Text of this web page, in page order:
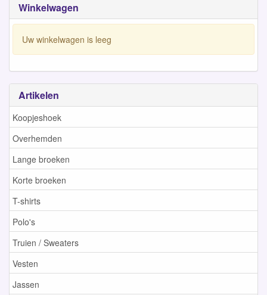
Winkelwagen
Uw winkelwagen is leeg
Artikelen
Koopjeshoek
Overhemden
Lange broeken
Korte broeken
T-shirts
Polo's
Truien / Sweaters
Vesten
Jassen